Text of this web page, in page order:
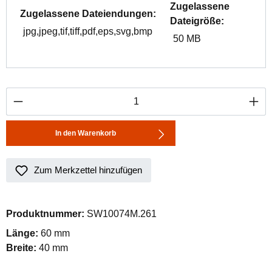
Zugelassene Dateiendungen:
jpg,jpeg,tif,tiff,pdf,eps,svg,bmp
Zugelassene
Dateigröße:
50 MB
Produkt Anzahl: Gib den gewünschten
In den Warenkorb
Zum Merkzettel hinzufügen
Produktnummer: SW10074M.261
Länge: 60 mm
Breite: 40 mm